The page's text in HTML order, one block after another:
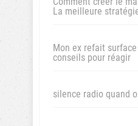
La meilleure
Mon ex refait
conseils pour réagir
silence radio quand